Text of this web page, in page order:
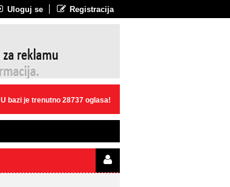
Uloguj se Registracija
U bazi je trenutno 28737 oglasa!